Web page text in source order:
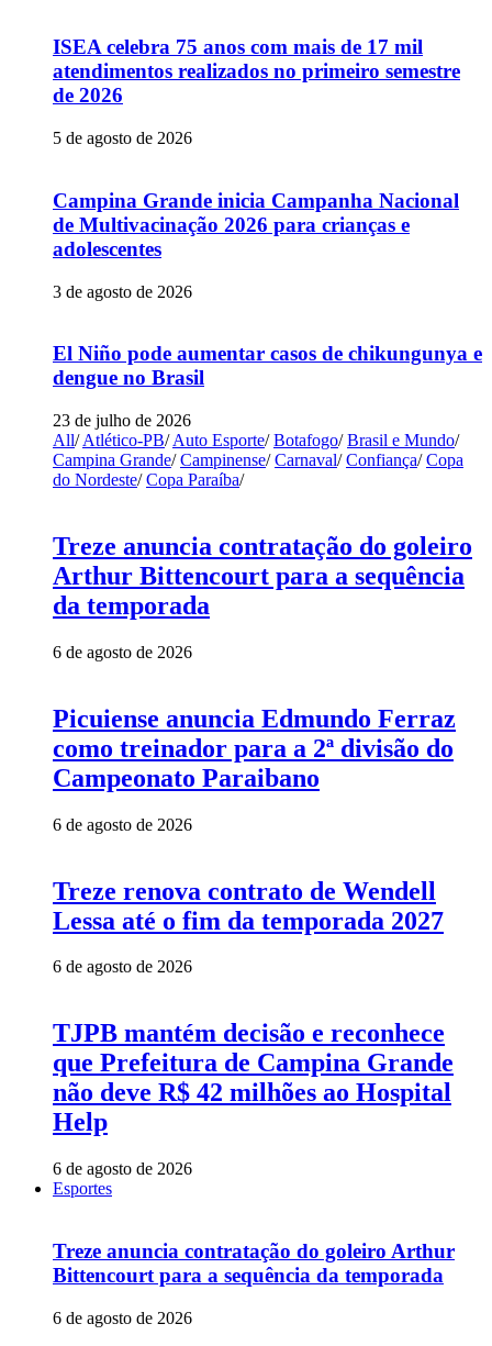
ISEA celebra 75 anos com mais de 17 mil
atendimentos realizados no primeiro semestre
de 2026
5 de agosto de 2026
Campina Grande inicia Campanha Nacional
de Multivacinação 2026 para crianças e
adolescentes
3 de agosto de 2026
El Niño pode aumentar casos de chikungunya e
dengue no Brasil
23 de julho de 2026
All/ Atlético-PB/ Auto Esporte/ Botafogo/ Brasil e Mundo/
Campina Grande/ Campinense/ Carnaval/ Confiança/ Copa
do Nordeste/ Copa Paraíba/
Treze anuncia contratação do goleiro
Arthur Bittencourt para a sequência
da temporada
6 de agosto de 2026
Picuiense anuncia Edmundo Ferraz
como treinador para a 2ª divisão do
Campeonato Paraibano
6 de agosto de 2026
Treze renova contrato de Wendell
Lessa até o fim da temporada 2027
6 de agosto de 2026
TJPB mantém decisão e reconhece
que Prefeitura de Campina Grande
não deve R$ 42 milhões ao Hospital
Help
6 de agosto de 2026
Esportes
Treze anuncia contratação do goleiro Arthur
Bittencourt para a sequência da temporada
6 de agosto de 2026